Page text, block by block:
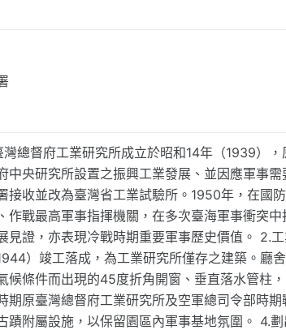
灣總督府工業研究所成立於昭和14年（1939）
中央研究所設置之振興工業發展、並因應軍事
接收並改為臺灣省工業試驗所。1950年，在國
作戰最高軍事指揮機關，在多次臺海軍事衝突
見證，亦表現冷戰時期重要軍事歷史價值。 2.
1944）竣工落成，為工業研究所僅存之建築。
候條件而出現的45度折角開窗、垂直落水管柱
期原臺灣總督府工業研究所及空軍總司令部時
蹟附屬設施，以保留園區內軍事基地氛圍。 4.